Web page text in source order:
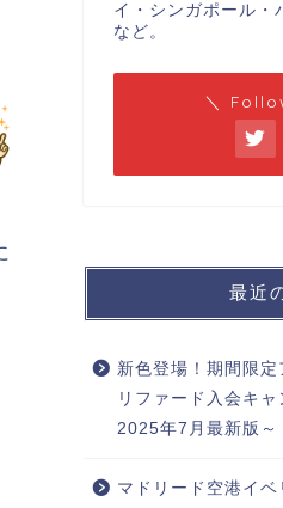
イ・シンガポール・
など。
＼
最近
新色登場！期間限
リファード入会キ
2025年7月最新版～
マドリード空港イ